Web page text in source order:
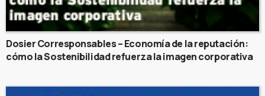
Dosier Corresponsables – Economía de la reputación:
cómo la Sostenibilidad refuerza la imagen corporativa